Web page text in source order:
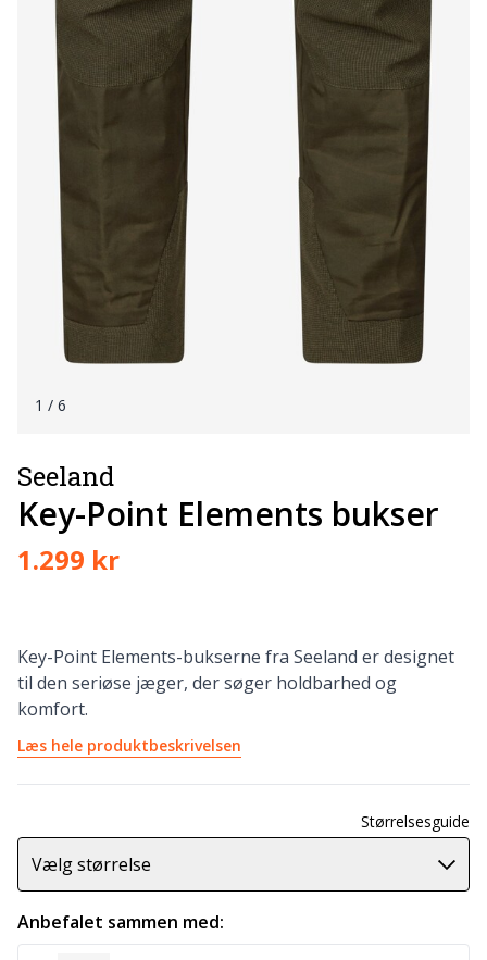
1 / 6
Seeland
Key-Point Elements bukser
1.299 kr
Key-Point Elements-bukserne fra Seeland er designet
til den seriøse jæger, der søger holdbarhed og
komfort.
Læs hele produktbeskrivelsen
Størrelsesguide
Vælg størrelse
Anbefalet sammen med: